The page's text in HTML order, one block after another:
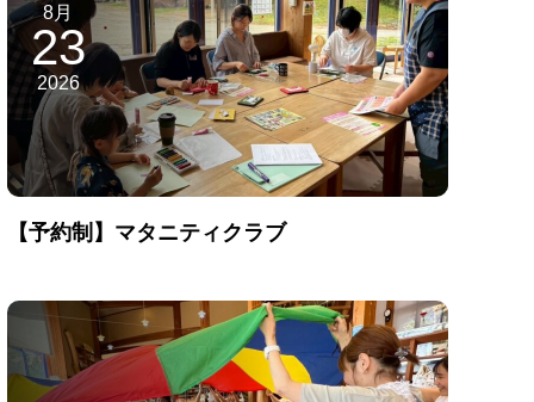
8月
23
2026
【予約制】マタニティクラブ